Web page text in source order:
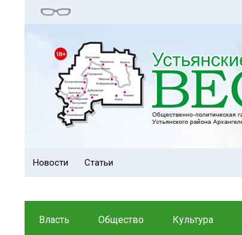
Новости Статьи
Власть Общество Культура